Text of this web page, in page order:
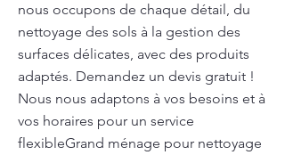
nous occupons de chaque détail, du
nettoyage des sols à la gestion des
surfaces délicates, avec des produits
adaptés. Demandez un devis gratuit !
Nous nous adaptons à vos besoins et à
vos horaires pour un service
flexibleGrand ménage pour nettoyage